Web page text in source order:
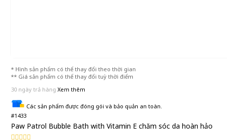
* Hình sản phẩm có thể thay đổi theo thời gian
** Giá sản phẩm có thể thay đổi tuỳ thời điểm
30 ngày trả hàng Xem thêm
Các sản phẩm được đóng gói và bảo quản an toàn.
#1433
Paw Patrol Bubble Bath with Vitamin E chăm sóc da hoàn hảo